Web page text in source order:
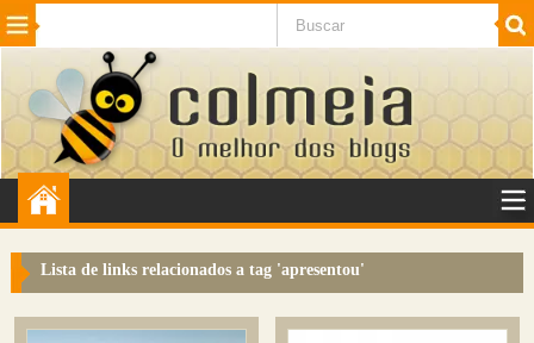
Beleza Cinema e TV
Internet Jogos NotÃ­cias SaÃºde
VeÃ­culos Adulto
Sugerir Link
Lista de links relacionados a tag 'apresentou'